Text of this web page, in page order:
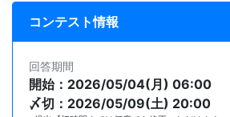
コンテスト情報
回答期間
開始：2026/05/04(月) 06:00
〆切：2026/05/09(土) 20:00